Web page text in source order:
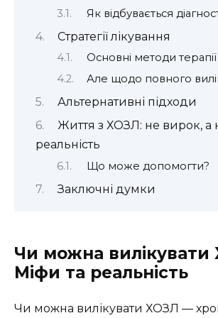
Як відбувається
Стратегії лікування
Основні методи терапії
Але щодо повного
Альтернативні підходи
Життя з ХОЗЛ: не вирок, а
реальність
Що може допомогти?
Заключні думки
Чи можна вилікувати
Міфи та реальність
Чи можна вилікувати ХОЗЛ —